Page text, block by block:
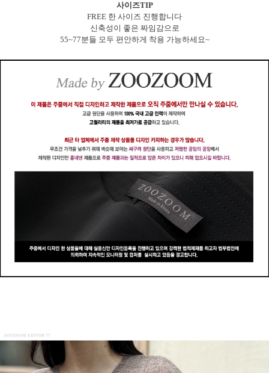
사이즈TIP
FREE 한 사이즈 진행합니다
신축성이 좋은 짜임감으로
55~77분들 모두 편안하게 착용 가능하세요~